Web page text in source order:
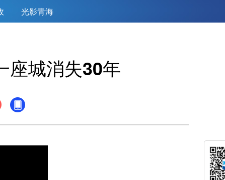
光影青海
座城消失30年